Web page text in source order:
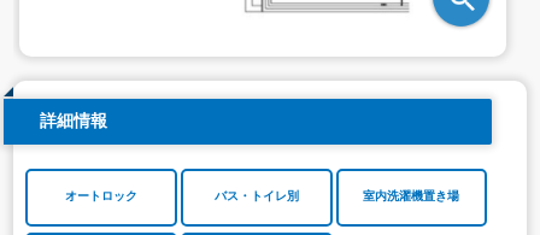
詳細情報
オートロック バス・トイレ別 室内洗濯機置き場